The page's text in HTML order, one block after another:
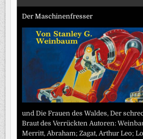
Der Maschinenfresser
und Die Frauen des Waldes, Der
Braut des Verrückten Autoren:
Merritt, Abraham; Zagat, Arthur Leo;